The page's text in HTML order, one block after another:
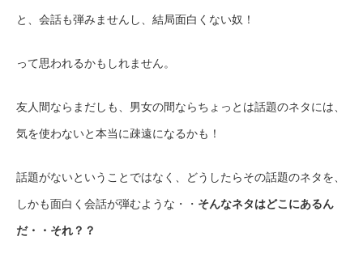
と、会話も弾みませんし、結局面白くない奴！
って思われるかもしれません。
友人間ならまだしも、男女の間ならちょっとは話題のネタには、
気を使わないと本当に疎遠になるかも！
話題がないということではなく、どうしたらその話題のネタを、
しかも面白く会話が弾むような・・ そんなネタはどこにあるん
だ・・それ？？